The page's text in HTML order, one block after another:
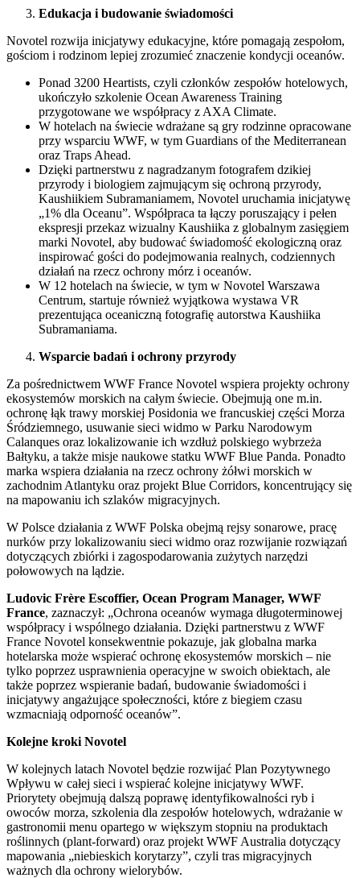
Edukacja i budowanie świadomości
Novotel rozwija inicjatywy edukacyjne, które pomagają zespołom,
gościom i rodzinom lepiej zrozumieć znaczenie kondycji oceanów.
Ponad 3200 Heartists, czyli członków zespołów hotelowych,
ukończyło szkolenie Ocean Awareness Training
przygotowane we współpracy z AXA Climate.
W hotelach na świecie wdrażane są gry rodzinne opracowane
przy wsparciu WWF, w tym Guardians of the Mediterranean
oraz Traps Ahead.
Dzięki partnerstwu z nagradzanym fotografem dzikiej
przyrody i biologiem zajmującym się ochroną przyrody,
Kaushiikiem Subramaniamem, Novotel uruchamia inicjatywę
„1% dla Oceanu”. Współpraca ta łączy poruszający i pełen
ekspresji przekaz wizualny Kaushiika z globalnym zasięgiem
marki Novotel, aby budować świadomość ekologiczną oraz
inspirować gości do podejmowania realnych, codziennych
działań na rzecz ochrony mórz i oceanów.
W 12 hotelach na świecie, w tym w Novotel Warszawa
Centrum, startuje również wyjątkowa wystawa VR
prezentująca oceaniczną fotografię autorstwa Kaushiika
Subramaniama.
Wsparcie badań i ochrony przyrody
Za pośrednictwem WWF France Novotel wspiera projekty ochrony
ekosystemów morskich na całym świecie. Obejmują one m.in.
ochronę łąk trawy morskiej Posidonia we francuskiej części Morza
Śródziemnego, usuwanie sieci widmo w Parku Narodowym
Calanques oraz lokalizowanie ich wzdłuż polskiego wybrzeża
Bałtyku, a także misje naukowe statku WWF Blue Panda. Ponadto
marka wspiera działania na rzecz ochrony żółwi morskich w
zachodnim Atlantyku oraz projekt Blue Corridors, koncentrujący się
na mapowaniu ich szlaków migracyjnych.
W Polsce działania z WWF Polska obejmą rejsy sonarowe, pracę
nurków przy lokalizowaniu sieci widmo oraz rozwijanie rozwiązań
dotyczących zbiórki i zagospodarowania zużytych narzędzi
połowowych na lądzie.
Ludovic Frère Escoffier, Ocean Program Manager, WWF
France, zaznaczył: „Ochrona oceanów wymaga długoterminowej
współpracy i wspólnego działania. Dzięki partnerstwu z WWF
France Novotel konsekwentnie pokazuje, jak globalna marka
hotelarska może wspierać ochronę ekosystemów morskich – nie
tylko poprzez usprawnienia operacyjne w swoich obiektach, ale
także poprzez wspieranie badań, budowanie świadomości i
inicjatywy angażujące społeczności, które z biegiem czasu
wzmacniają odporność oceanów”.
Kolejne kroki Novotel
W kolejnych latach Novotel będzie rozwijać Plan Pozytywnego
Wpływu w całej sieci i wspierać kolejne inicjatywy WWF.
Priorytety obejmują dalszą poprawę identyfikowalności ryb i
owoców morza, szkolenia dla zespołów hotelowych, wdrażanie w
gastronomii menu opartego w większym stopniu na produktach
roślinnych (plant-forward) oraz projekt WWF Australia dotyczący
mapowania „niebieskich korytarzy”, czyli tras migracyjnych
ważnych dla ochrony wielorybów.